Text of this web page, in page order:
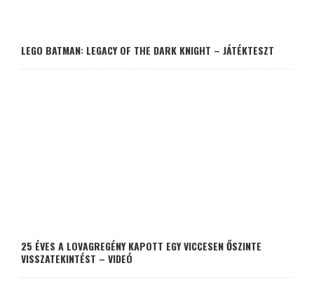
LEGO BATMAN: LEGACY OF THE DARK KNIGHT – JÁTÉKTESZT
25 ÉVES A LOVAGREGÉNY KAPOTT EGY VICCESEN ŐSZINTE
VISSZATEKINTÉST – VIDEÓ